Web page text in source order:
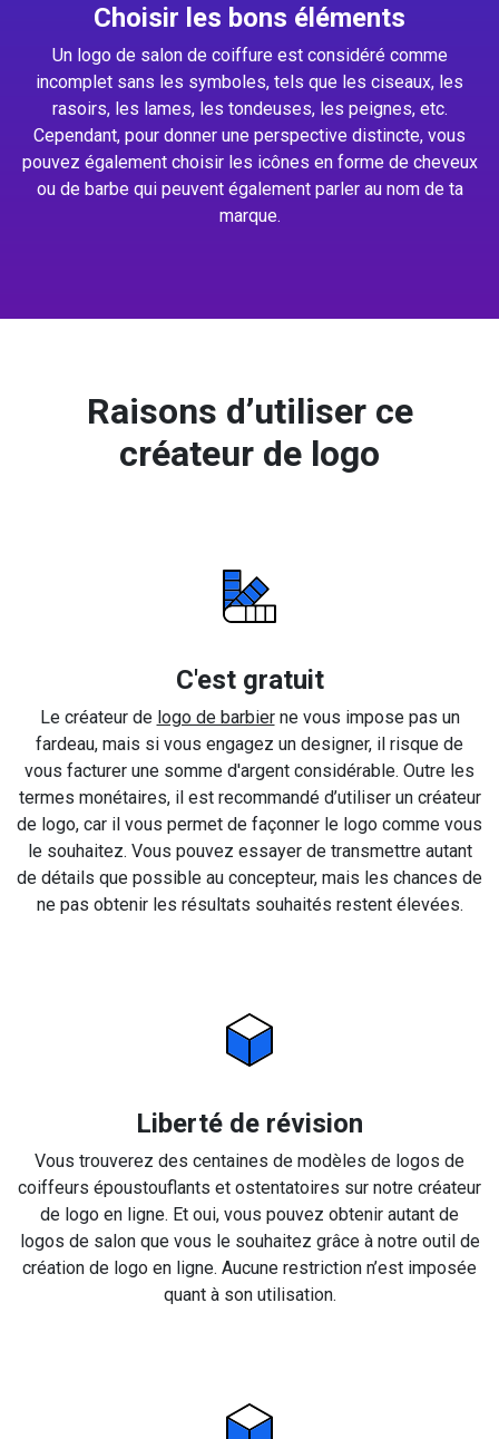
Choisir les bons éléments
Un logo de salon de coiffure est considéré comme
incomplet sans les symboles, tels que les ciseaux, les
rasoirs, les lames, les tondeuses, les peignes, etc.
Cependant, pour donner une perspective distincte, vous
pouvez également choisir les icônes en forme de cheveux
ou de barbe qui peuvent également parler au nom de ta
marque.
Raisons d’utiliser ce
créateur de logo
C'est gratuit
Le créateur de logo de barbierne vous impose pas un
fardeau, mais si vous engagez un designer, il risque de
vous facturer une somme d'argent considérable. Outre les
termes monétaires, il est recommandé d’utiliser un créateur
de logo, car il vous permet de façonner le logo comme vous
le souhaitez. Vous pouvez essayer de transmettre autant
de détails que possible au concepteur, mais les chances de
ne pas obtenir les résultats souhaités restent élevées.
Liberté de révision
Vous trouverez des centaines de modèles de logos de
coiffeurs époustouflants et ostentatoires sur notre créateur
de logo en ligne. Et oui, vous pouvez obtenir autant de
logos de salon que vous le souhaitez grâce à notre outil de
création de logo en ligne. Aucune restriction n’est imposée
quant à son utilisation.